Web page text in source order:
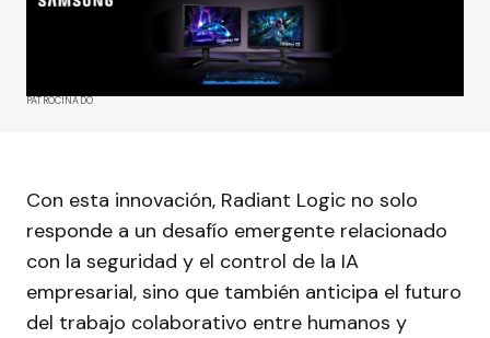
PATROCINADO
Con esta innovación, Radiant Logic no solo
responde a un desafío emergente relacionado
con la seguridad y el control de la IA
empresarial, sino que también anticipa el futuro
del trabajo colaborativo entre humanos y